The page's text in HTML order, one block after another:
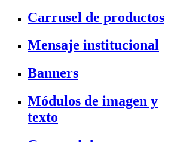
Carrusel de productos
Mensaje institucional
Banners
Módulos de imagen y
texto